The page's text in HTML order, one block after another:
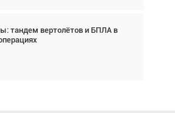
тандем вертолётов и БПЛА в
– это актив. Подходите к
образом